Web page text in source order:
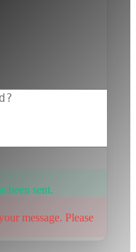
been sent.
message. Please